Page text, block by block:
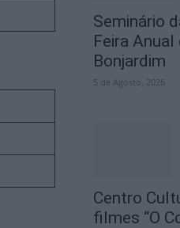
Seminário
Feira Anual
Bonjardim
5 de Agosto, 2026
Centro
filmes “O